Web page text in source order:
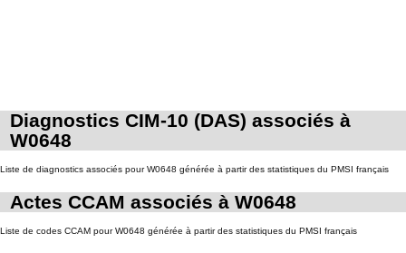
Diagnostics CIM-10 (DAS) associés à
W0648
Liste de diagnostics associés pour W0648 générée à partir des statistiques du PMSI français
Actes CCAM associés à W0648
Liste de codes CCAM pour W0648 générée à partir des statistiques du PMSI français